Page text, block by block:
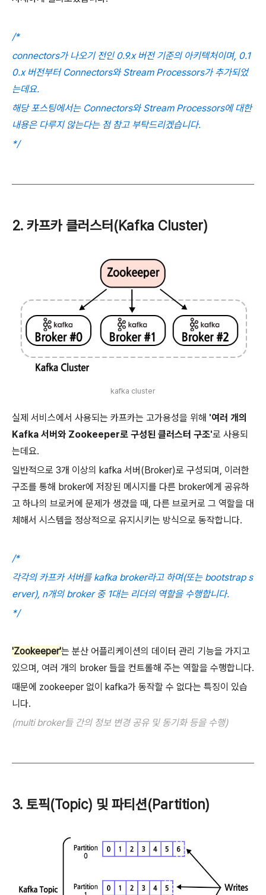
/*
connectors가 나오기 전인 0.9.x 버전 기준의 아키텍처이며, 0.1
0.x 버전부터 Connectors와 Stream Processors가 추가되었
는데요.
해당 포스팅에서는 Connectors와 Stream Processors에 대한
내용은 다루지 않는다는 점 참고 부탁드리겠습니다.
*/
2. 카프카 클러스터(Kafka Cluster)
kafka cluster
실제 서비스에서 사용되는 카프카는 고가용성을 위해 '여러 개의
Kafka 서버와 Zookeeper로 구성된 클러스터 구조'로 사용되
는데요.
일반적으로 3개 이상의 kafka 서버(Broker)로 구성되며, 이러한
구조를 통해 broker에 저장된 메시지를 다른 broker에게 공유하
고 하나의 브로커에 문제가 생겼을 때, 다른 브로커로 그 역할을 대
체해서 시스템을 정상적으로 유지시키는 방식으로 동작합니다.
/*
각각의 카프카 서버를 kafka broker라고 하며(또는 bootstrap s
erver), n개의 broker 중 1대는 리더의 역할을 수행합니다.
*/
'Zookeeper'는 분산 어플리케이션의 데이터 관리 기능을 가지고
있으며, 여러 개의 broker 들을 컨트롤해 주는 역할을 수행합니다.
때문에 zookeeper 없이 kafka가 동작할 수 없다는 특징이 있습
니다.
(multi broker들 간의 정보 변경 공유 및 동기화 등을 수행)
3. 토픽(Topic) 및 파티션(Partition)